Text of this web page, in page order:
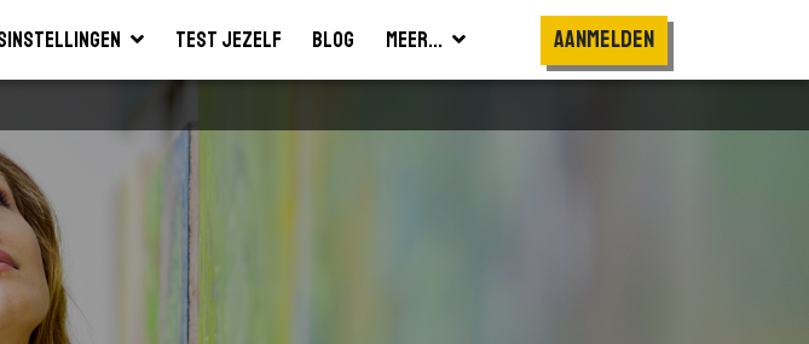
Test jezelf Blog Meer... Aanmelden